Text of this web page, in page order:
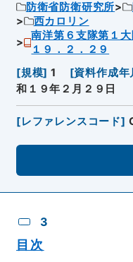
防衛省防衛研究所
西カロリン
南洋第６支隊第１
１９．２．２９
[規模] 1 [資料作成年
和１９年２月２９日
[レファレンスコード]
3
目次